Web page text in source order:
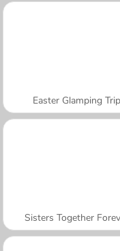
Easter Glamping Trip
Sisters Together